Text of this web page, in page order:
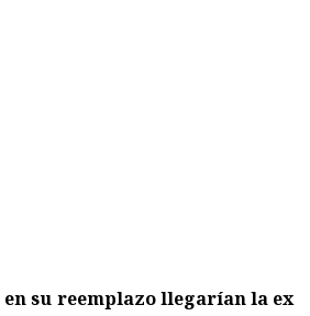
en su reemplazo llegarían la ex